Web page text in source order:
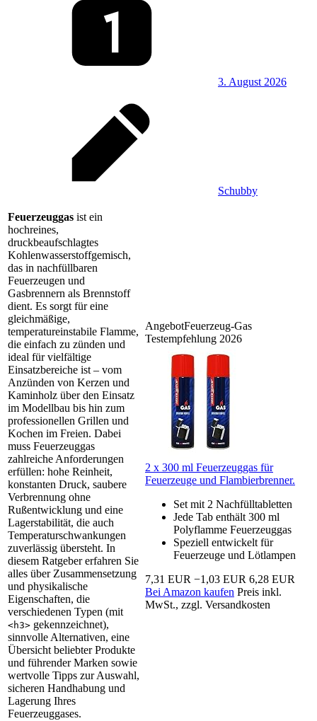
3. August 2026
Schubby
Feuerzeuggas ist ein
hochreines,
druckbeaufschlagtes
Kohlenwasserstoffgemisch,
das in nachfüllbaren
Feuerzeugen und
Gasbrennern als Brennstoff
dient. Es sorgt für eine
gleichmäßige,
temperatureinstabile Flamme,
die einfach zu zünden und
ideal für vielfältige
Einsatzbereiche ist – vom
Anzünden von Kerzen und
Kaminholz über den Einsatz
im Modellbau bis hin zum
professionellen Grillen und
Kochen im Freien. Dabei
muss Feuerzeuggas
zahlreiche Anforderungen
erfüllen: hohe Reinheit,
konstanten Druck, saubere
Verbrennung ohne
Rußentwicklung und eine
Lagerstabilität, die auch
Temperaturschwankungen
zuverlässig übersteht. In
diesem Ratgeber erfahren Sie
alles über Zusammensetzung
und physikalische
Eigenschaften, die
verschiedenen Typen (mit
<h3> gekennzeichnet),
sinnvolle Alternativen, eine
Übersicht beliebter Produkte
und führender Marken sowie
wertvolle Tipps zur Auswahl,
sicheren Handhabung und
Lagerung Ihres
Feuerzeuggases.
AngebotFeuerzeug-Gas
Testempfehlung 2026
2 x 300 ml Feuerzeuggas für
Feuerzeuge und Flambierbrenner.
Set mit 2 Nachfülltabletten
Jede Tab enthält 300 ml
Polyflamme Feuerzeuggas
Speziell entwickelt für
Feuerzeuge und Lötlampen
7,31 EUR −1,03 EUR 6,28 EUR
Bei Amazon kaufen Preis inkl.
MwSt., zzgl. Versandkosten